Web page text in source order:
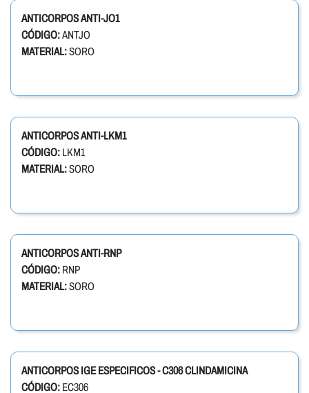
ANTICORPOS ANTI-JO1
CÓDIGO:ANTJO
MATERIAL:SORO
ANTICORPOS ANTI-LKM1
CÓDIGO: LKM1
MATERIAL:SORO
ANTICORPOS ANTI-RNP
CÓDIGO: RNP
MATERIAL:SORO
ANTICORPOS IGE ESPECIFICOS - C306 CLINDAMICINA
CÓDIGO: EC306